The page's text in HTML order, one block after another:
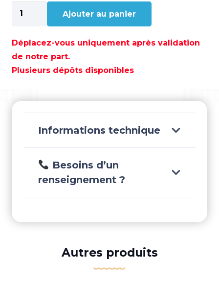
quantité
de
FERRETTI
ZINC
-
Ajouter au panier
Déplacez-vous uniquement après validation
de notre part.
Plusieurs dépôts disponibles
Informations technique
Besoins d’un
renseignement ?
Autres produits